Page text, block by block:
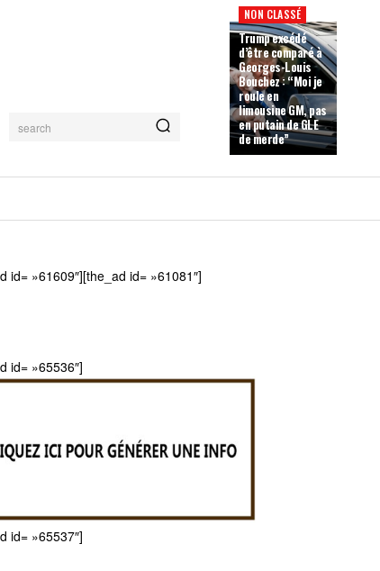
search
NON CLASSÉ
Trump excédé
d’être comparé à
Georges-Louis
Bouchez : “Moi je
roule en
limousine GM, pas
en putain de GLE
de merde”
id= »61609″][the_ad id= »61081″]
id= »65536″]
id= »65537″]